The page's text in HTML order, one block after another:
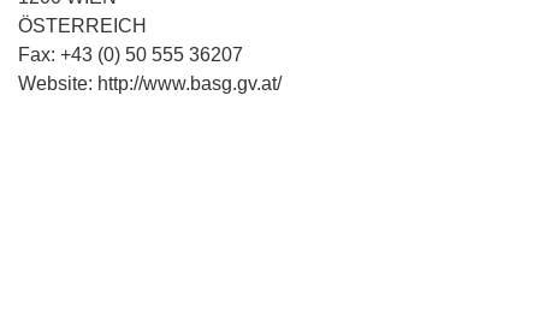
ÖSTERREICH
Fax: +43 (0) 50 555 36207
Website: http://www.basg.gv.at/